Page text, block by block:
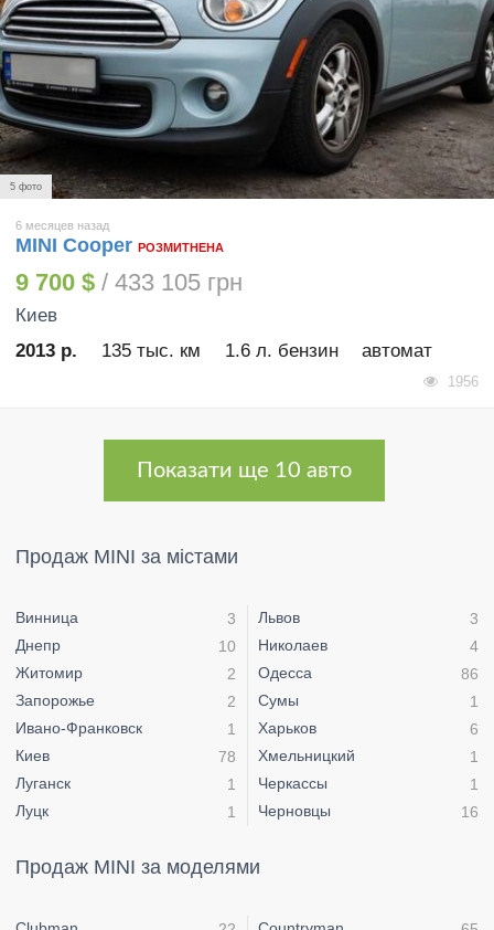
5 фото
6 месяцев назад
MINI Cooper РОЗМИТНЕНА
9 700 $ / 433 105 грн
Киев
2013 р.
135 тыс. км 1.6 л. бензин автомат
1956
Показати ще 10 авто
Продаж MINI за містами
Винница
3
Днепр
10
Житомир
2
Запорожье
2
Ивано-Франковск
1
Киев
78
Луганск
1
Луцк
1
Львов
3
Николаев
4
Одесса
86
Сумы
1
Харьков
6
Хмельницкий
1
Черкассы
1
Черновцы
16
Продаж MINI за моделями